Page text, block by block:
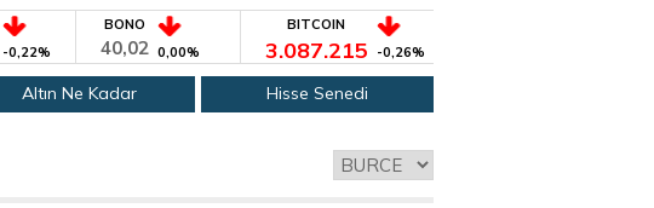
-0,22%
BONO
40,02 0,00%
BITCOIN
3.087.215 -0,26%
Altın Ne Kadar Hisse Senedi